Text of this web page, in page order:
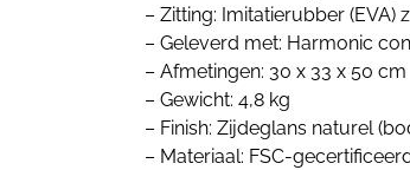
– Zitting: Imitatierubber (EVA)
– Geleverd met: Harmonic
– Afmetingen: 30 x 33 x 50 cm
– Gewicht: 4,8 kg
– Finish: Zijdeglans naturel
– Materiaal: FSC-